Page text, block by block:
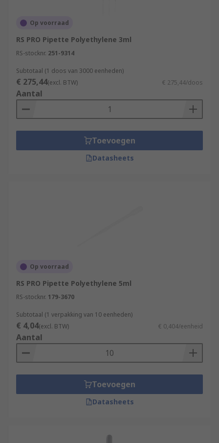
Op voorraad
RS PRO Pipette Polyethylene 3ml
RS-stocknr. 251-9314
Subtotaal (1 doos van 3000 eenheden)
€ 275,44(excl. BTW) € 275,44/doos
Aantal
Toevoegen
Datasheets
Op voorraad
RS PRO Pipette Polyethylene 5ml
RS-stocknr. 179-3670
Subtotaal (1 verpakking van 10 eenheden)
€ 4,04(excl. BTW) € 0,404/eenheid
Aantal
Toevoegen
Datasheets